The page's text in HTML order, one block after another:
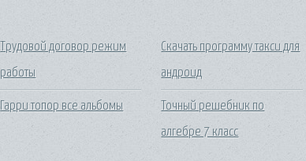
Трудовой договор режим
работы
Гарри топор все альбомы
Скачать программу такси для
андроид
Точный решебник по
алгебре 7 класс